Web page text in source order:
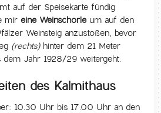
auf der Speisekarte fündig
mireine Weinschorleum auf den
Weinsteig anzustoßen, bevor
(rechts)hinter dem 21 Meter
dem Jahr 1928/29 weitergeht.
des Kalmithaus
10.30 Uhr bis 17.00 Uhr an den